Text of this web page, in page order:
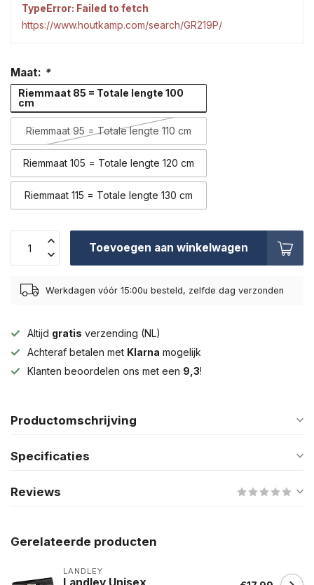
TypeError: Failed to fetch
https://www.houtkamp.com/search/GR219P/
Maat: *
Riemmaat 85 = Totale lengte 100
cm
Riemmaat 95 = Totale lengte 110 cm
Riemmaat 105 = Totale lengte 120 cm
Riemmaat 115 = Totale lengte 130 cm
Toevoegen aan winkelwagen
Werkdagen vóór 15:00u besteld, zelfde dag verzonden
Altijd gratis verzending (NL)
Achteraf betalen met Klarna mogelijk
Klanten beoordelen ons met een 9,3!
Productomschrijving
Specificaties
Reviews
Gerelateerde producten
LANDLEY